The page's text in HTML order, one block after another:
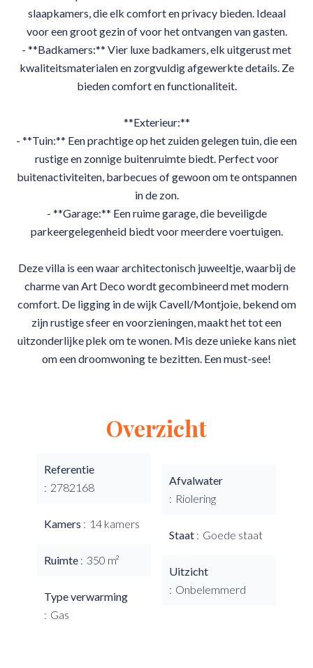
slaapkamers, die elk comfort en privacy bieden. Ideaal
voor een groot gezin of voor het ontvangen van gasten.
- **Badkamers:** Vier luxe badkamers, elk uitgerust met
kwaliteitsmaterialen en zorgvuldig afgewerkte details. Ze
bieden comfort en functionaliteit.
**Exterieur:**
- **Tuin:** Een prachtige op het zuiden gelegen tuin, die een
rustige en zonnige buitenruimte biedt. Perfect voor
buitenactiviteiten, barbecues of gewoon om te ontspannen
in de zon.
- **Garage:** Een ruime garage, die beveiligde
parkeergelegenheid biedt voor meerdere voertuigen.
Deze villa is een waar architectonisch juweeltje, waarbij de
charme van Art Deco wordt gecombineerd met modern
comfort. De ligging in de wijk Cavell/Montjoie, bekend om
zijn rustige sfeer en voorzieningen, maakt het tot een
uitzonderlijke plek om te wonen. Mis deze unieke kans niet
om een droomwoning te bezitten. Een must-see!
Overzicht
Referentie
2782168
Kamers 14 kamers
Ruimte 350 m²
Type verwarming
Gas
Afvalwater
Riolering
Staat Goede staat
Uitzicht
Onbelemmerd